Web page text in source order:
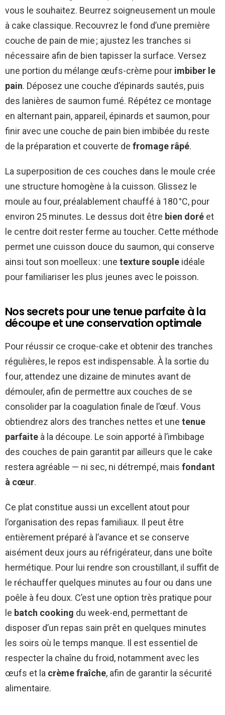
vous le souhaitez. Beurrez soigneusement un moule
à cake classique. Recouvrez le fond d’une première
couche de pain de mie ; ajustez les tranches si
nécessaire afin de bien tapisser la surface. Versez
une portion du mélange œufs-crème pour imbiber le
pain. Déposez une couche d’épinards sautés, puis
des lanières de saumon fumé. Répétez ce montage
en alternant pain, appareil, épinards et saumon, pour
finir avec une couche de pain bien imbibée du reste
de la préparation et couverte de fromage râpé.
La superposition de ces couches dans le moule crée
une structure homogène à la cuisson. Glissez le
moule au four, préalablement chauffé à 180 °C, pour
environ 25 minutes. Le dessus doit être bien doré et
le centre doit rester ferme au toucher. Cette méthode
permet une cuisson douce du saumon, qui conserve
ainsi tout son moelleux : une texture souple idéale
pour familiariser les plus jeunes avec le poisson.
Nos secrets pour une tenue parfaite à la
découpe et une conservation optimale
Pour réussir ce croque-cake et obtenir des tranches
régulières, le repos est indispensable. À la sortie du
four, attendez une dizaine de minutes avant de
démouler, afin de permettre aux couches de se
consolider par la coagulation finale de l’œuf. Vous
obtiendrez alors des tranches nettes et une tenue
parfaite à la découpe. Le soin apporté à l’imbibage
des couches de pain garantit par ailleurs que le cake
restera agréable — ni sec, ni détrempé, mais fondant
à cœur.
Ce plat constitue aussi un excellent atout pour
l’organisation des repas familiaux. Il peut être
entièrement préparé à l’avance et se conserve
aisément deux jours au réfrigérateur, dans une boîte
hermétique. Pour lui rendre son croustillant, il suffit de
le réchauffer quelques minutes au four ou dans une
poêle à feu doux. C’est une option très pratique pour
le batch cooking du week-end, permettant de
disposer d’un repas sain prêt en quelques minutes
les soirs où le temps manque. Il est essentiel de
respecter la chaîne du froid, notamment avec les
œufs et la crème fraîche, afin de garantir la sécurité
alimentaire.